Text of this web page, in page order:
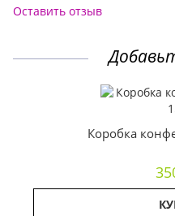
Оставить отзыв
Коробка